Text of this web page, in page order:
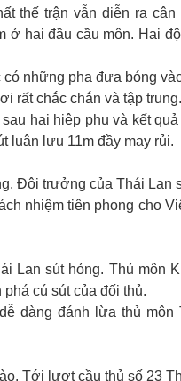
thế trận vẫn diễn ra
ở hai đầu cầu môn. Hai
những pha đưa bóng
rất chắc chắn và tập trung.
hai hiệp phụ và kết
luân lưu 11m đầy may rủi.
Đội trưởng của Thái Lan
nhiệm tiên phong cho
Lan sút hỏng. Thủ môn
cú sút của đối thủ.
dàng đánh lừa thủ môn
Tới lượt cầu thủ số 23